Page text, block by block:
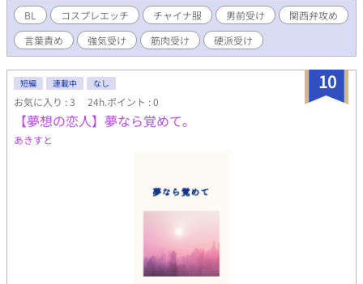
BL コスプレエッチ チャイナ服 男前受け
関西弁攻め
言葉責め
強気受け 筋肉受け 硬派受け
10
短編 連載中 なし
お気に入り : 3 24h.ポイント : 0
【夢想の恋人】夢なら覚めて。
あきすと